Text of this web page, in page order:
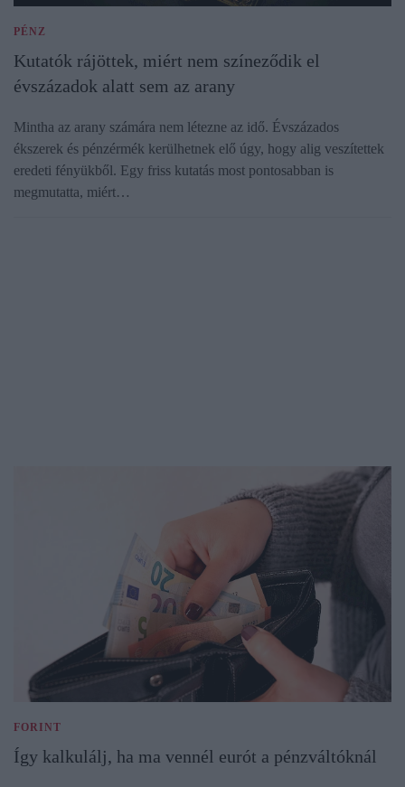
PÉNZ
Kutatók rájöttek, miért nem színeződik el
évszázadok alatt sem az arany
Mintha az arany számára nem létezne az idő. Évszázados
ékszerek és pénzérmék kerülhetnek elő úgy, hogy alig veszítettek
eredeti fényükből. Egy friss kutatás most pontosabban is
megmutatta, miért…
FORINT
Így kalkulálj, ha ma vennél eurót a pénzváltóknál